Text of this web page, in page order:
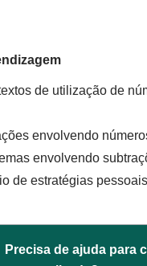
de utilização de
envolvendo
envolvendo
de estratégias
Precisa de ajuda para